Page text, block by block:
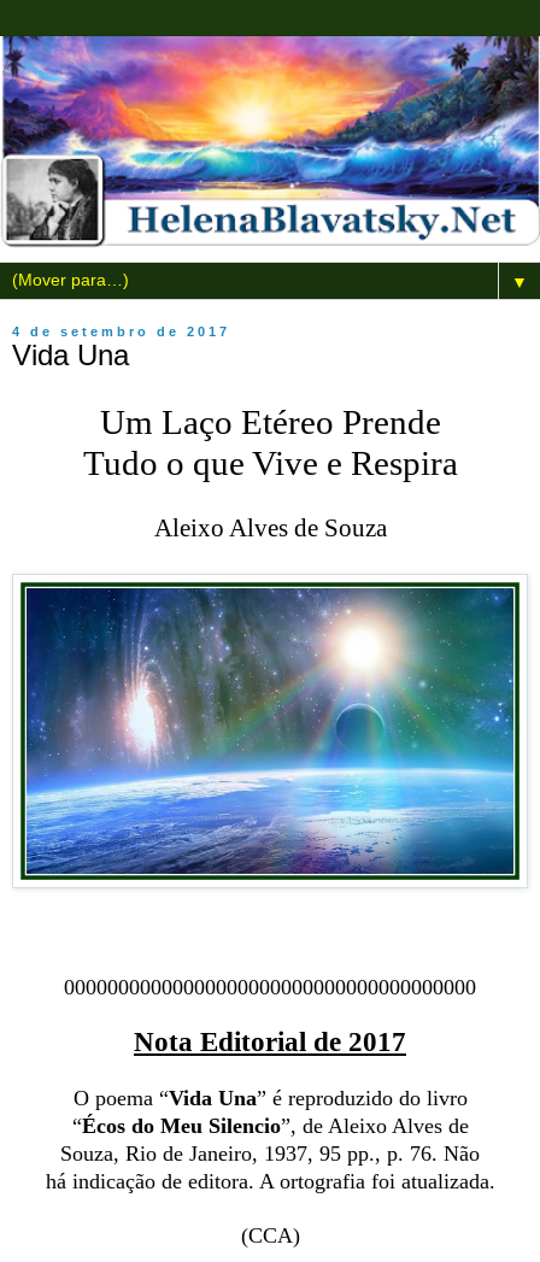
▼
4 de setembro de 2017
Vida Una
Um Laço Etéreo Prende
Tudo o que Vive e Respira
Aleixo Alves de Souza
00000000000000000000000000000000000000
Nota Editorial de 2017
O poema “Vida Una” é reproduzido do livro
“Écos do Meu Silencio”, de Aleixo Alves de
Souza, Rio de Janeiro, 1937, 95 pp., p. 76. Não
há indicação de editora. A ortografia foi atualizada.
(CCA)